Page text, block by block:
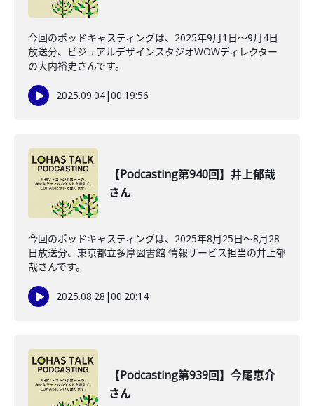
今回のポッドキャスティングは、2025年9月1日〜9月4日
放送分、ビジュアルデザインスタジオWOWディレクター
の大内裕史さんです。
2025.09.04|00:19:56
【Podcasting第940回】井上郁哉
さん
今回のポッドキャスティングは、2025年8月25日〜8月28
日放送分、東京都立多摩図書館 情報サービス担当の井上郁
哉さんです。
2025.08.28 |00:20:14
【Podcasting第939回】今尾恵介
さん